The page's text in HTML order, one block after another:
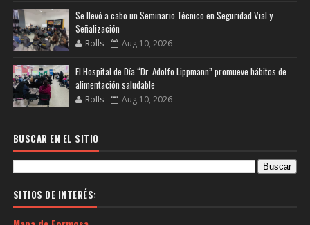
Se llevó a cabo un Seminario Técnico en Seguridad Vial y
Señalización
Rolls Aug 10, 2026
El Hospital de Día “Dr. Adolfo Lippmann” promueve hábitos de
alimentación saludable
Rolls Aug 10, 2026
BUSCAR EN EL SITIO
SITIOS DE INTERÉS: